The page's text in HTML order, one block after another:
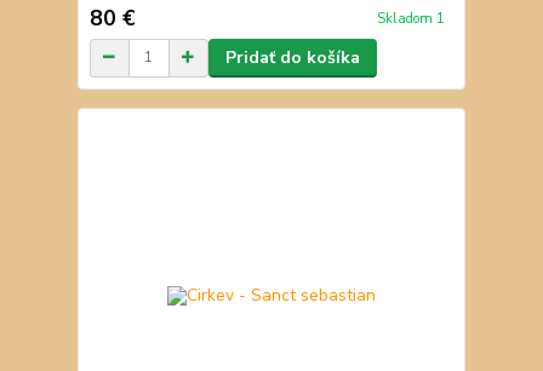
80 € Skladom 1
Pridať do košíka